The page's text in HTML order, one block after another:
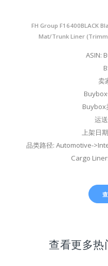
FH Group F16400BLACK
Mat/Trunk Liner
ASIN:
卖
Buybox
运
上架日
品类路径: Automotive-
Cargo
查看更多热